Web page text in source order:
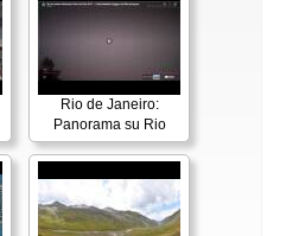
Rio de Janeiro:
Panorama su Rio